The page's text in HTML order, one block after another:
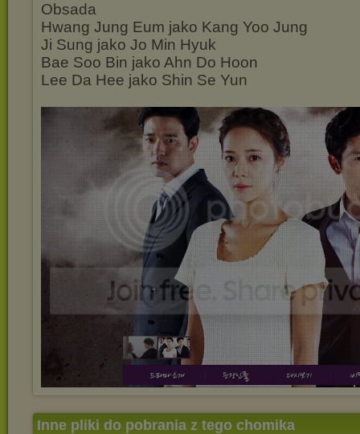
Obsada
Hwang Jung Eum jako Kang Yoo Jung
Ji Sung jako Jo Min Hyuk
Bae Soo Bin jako Ahn Do Hoon
Lee Da Hee jako Shin Se Yun
Inne pliki do pobrania z tego chomika